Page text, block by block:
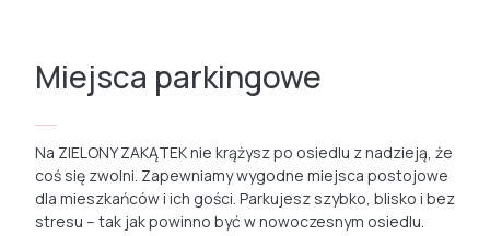
Miejsca parkingowe
Na ZIELONY ZAKĄTEK nie krążysz po osiedlu z nadzieją, że
coś się zwolni. Zapewniamy wygodne miejsca postojowe
dla mieszkańców i ich gości. Parkujesz szybko, blisko i bez
stresu – tak jak powinno być w nowoczesnym osiedlu.